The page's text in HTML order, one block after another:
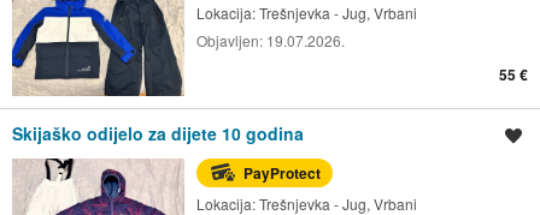
Lokacija:Trešnjevka - Jug, Vrbani
Objavljen: 19.07.2026.
55 €
Skijaško odijelo za dijete 10 godina
PayProtect
Lokacija:Trešnjevka - Jug, Vrbani